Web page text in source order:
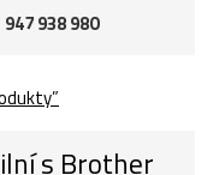
938 980
s Brother